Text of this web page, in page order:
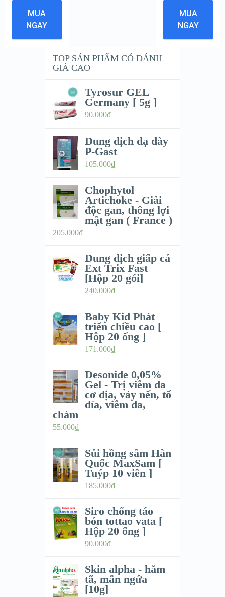
MUA
NGAY
MUA
NGAY
TOP SẢN PHẨM CÓ ĐÁNH
GIÁ CAO
Tyrosur GEL
Germany [ 5g ]
90.000₫
Dung dịch dạ dày
P-Gast
105.000₫
Chophytol
Artichoke - Giải
độc gan, thông lợi
mật gan ( France )
205.000₫
Dung dịch giấp cá
Ext Trix Fast
[Hộp 20 gói]
240.000₫
Baby Kid Phát
triển chiều cao [
Hộp 20 ống ]
171.000₫
Desonide 0,05%
Gel - Trị viêm da
cơ địa, vảy nến, tổ
đỉa, viêm da,
chàm
55.000₫
Sủi hồng sâm Hàn
Quốc MaxSam [
Tuýp 10 viên ]
185.000₫
Siro chống táo
bón tottao vata [
Hộp 20 ống ]
90.000₫
Skin alpha - hăm
tã, mẫn ngứa
[10g]